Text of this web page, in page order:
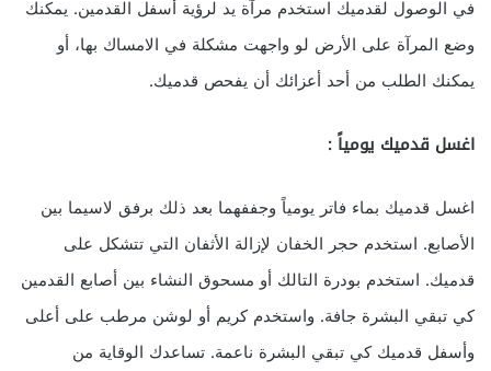
في الوصول لقدميك استخدم مرآة يد لرؤية أسفل القدمين. يمكنك
وضع المرآة على الأرض لو واجهت مشكلة في الامساك بها، أو
يمكنك الطلب من أحد أعزائك أن يفحص قدميك.
اغسل قدميك يومياً :
اغسل قدميك بماء فاتر يومياً وجففهما بعد ذلك برفق لاسيما بين
الأصابع. استخدم حجر الخفان لإزالة الأثفان التي تتشكل على
قدميك. استخدم بودرة التالك أو مسحوق النشاء بين أصابع القدمين
كي تبقي البشرة جافة. واستخدم كريم أو لوشن مرطب على أعلى
وأسفل قدميك كي تبقي البشرة ناعمة. تساعدك الوقاية من